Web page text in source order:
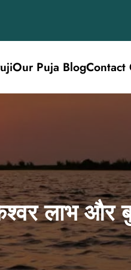
Our Puja BlogContact
लाभ और